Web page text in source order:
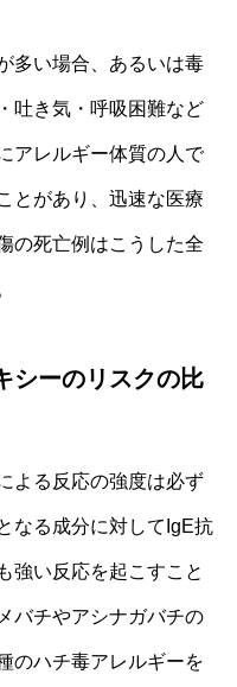
多い場合、あるいは毒
吐き気・呼吸困難など
アレルギー体質の人で
とがあり、迅速な医療
の死亡例はこうした全
シーのリスクの比
よる反応の強度は必ず
なる成分に対してIgE抗
強い反応を起こすこと
バチやアシナガバチの
のハチ毒アレルギーを